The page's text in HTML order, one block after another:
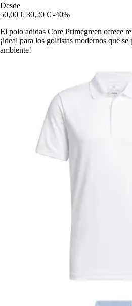
Desde
50,00 € 30,20 € -40%
El polo adidas Core Primegreen ofrece
¡ideal para los golfistas modernos que
ambiente!